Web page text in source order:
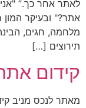
לאתר אחר כך.”
אתר?" ובעיקר המון
מלחמה, חגים,
תירוצים […]
קידום
מאתר לנכס מניב